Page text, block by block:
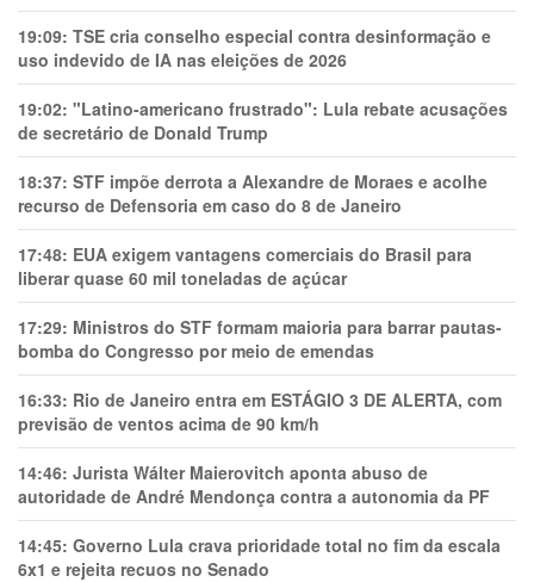
19:09: TSE cria conselho especial contra desinformação e
uso indevido de IA nas eleições de 2026
19:02: "Latino-americano frustrado": Lula rebate acusações
de secretário de Donald Trump
18:37: STF impõe derrota a Alexandre de Moraes e acolhe
recurso de Defensoria em caso do 8 de Janeiro
17:48: EUA exigem vantagens comerciais do Brasil para
liberar quase 60 mil toneladas de açúcar
17:29: Ministros do STF formam maioria para barrar pautas-
bomba do Congresso por meio de emendas
16:33: Rio de Janeiro entra em ESTÁGIO 3 DE ALERTA, com
previsão de ventos acima de 90 km/h
14:46: Jurista Wálter Maierovitch aponta abuso de
autoridade de André Mendonça contra a autonomia da PF
14:45: Governo Lula crava prioridade total no fim da escala
6x1 e rejeita recuos no Senado